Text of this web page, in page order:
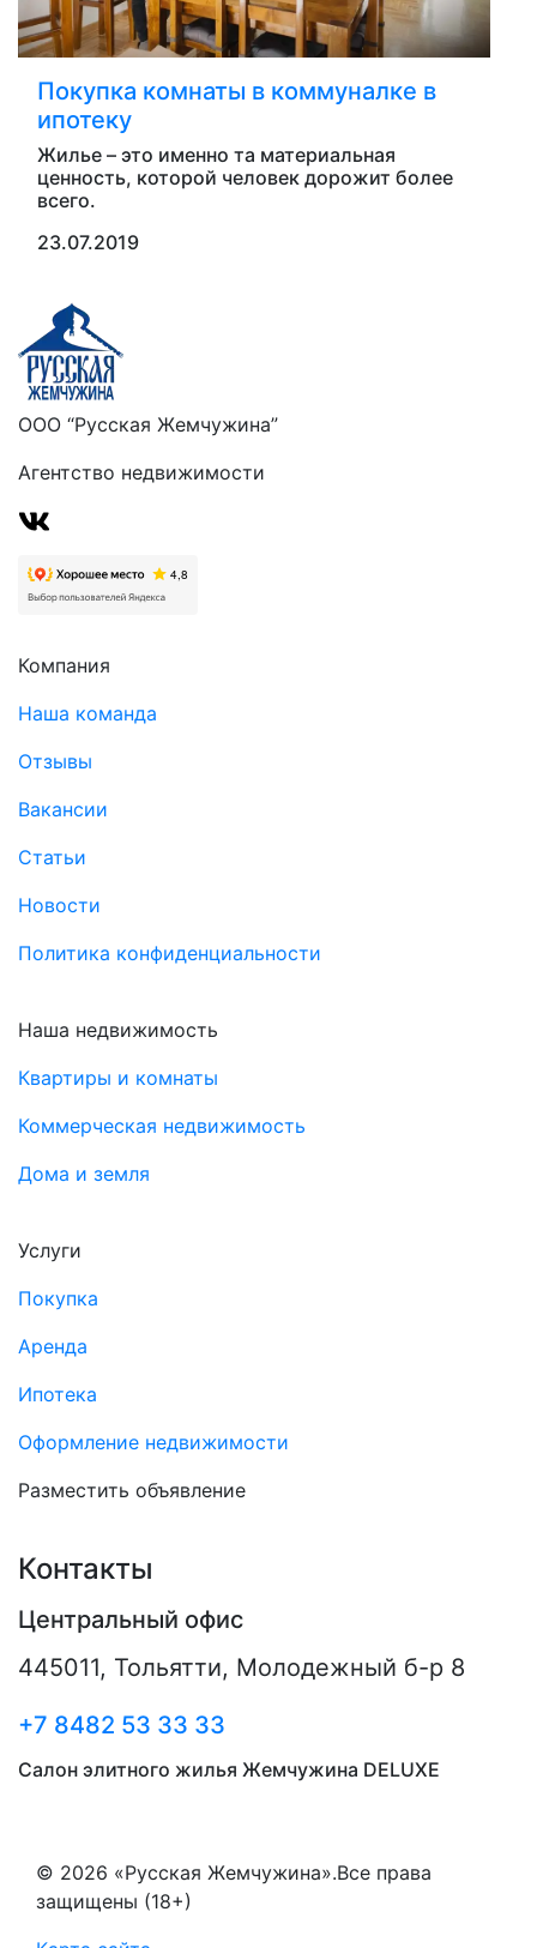
Покупка комнаты в коммуналке в
ипотеку
Жилье – это именно та материальная
ценность, которой человек дорожит более
всего.
23.07.2019
ООО “Русская Жемчужина”
Агентство недвижимости
Компания
Наша команда
Отзывы
Вакансии
Статьи
Новости
Политика конфиденциальности
Наша недвижимость
Квартиры и комнаты
Коммерческая недвижимость
Дома и земля
Услуги
Покупка
Аренда
Ипотека
Оформление недвижимости
Разместить объявление
Контакты
Центральный офис
445011, Тольятти, Молодежный б-р 8
+7 8482 53 33 33
Салон элитного жилья Жемчужина DELUXE
© 2026 «Русская Жемчужина».Все права
защищены (18+)